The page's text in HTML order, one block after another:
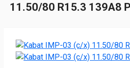
11.50/80 R15.3 139A8